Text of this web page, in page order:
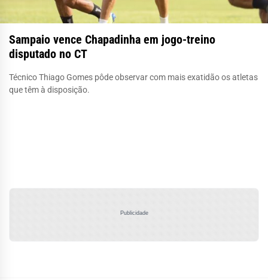
Sampaio vence Chapadinha em jogo-treino
disputado no CT
Técnico Thiago Gomes pôde observar com mais exatidão os atletas
que têm à disposição.
Publicidade